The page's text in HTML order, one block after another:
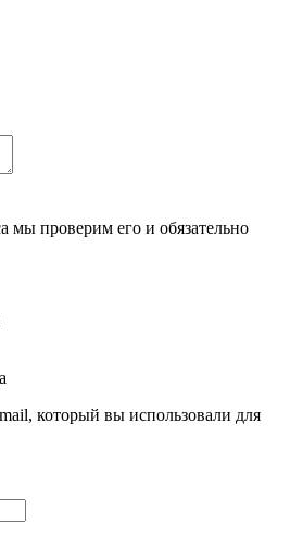
мы проверим его и обязательно
который вы использовали для